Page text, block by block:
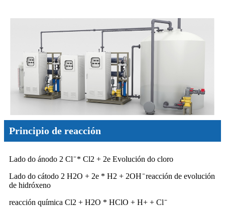
Principio de reacción
Lado do ánodo 2 Cl ̄ * Cl2 + 2e Evolución do cloro
Lado do cátodo 2 H2O + 2e * H2 + 2OH ̄ reacción de evolución
de hidróxeno
reacción química Cl2 + H2O * HClO + H+ + Cl ̄